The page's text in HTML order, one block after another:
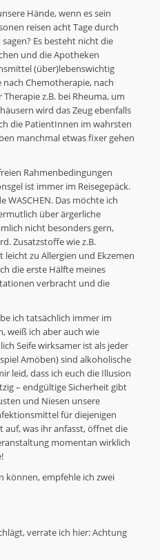
Hände, wenn es sein
reisen acht Tage durch
Es besteht nicht die
und die Apotheken
(über)lebenswichtig
Chemotherapie, nach
z.B. bei Rheuma, um
wird das Zeug ebenfalls
die PatientInnen im wahrsten
manchmal etwas fixer gehen
Rahmenbedingungen
ist immer im Reisegepäck.
WASCHEN. Das möchte ich
über ärgerliche
nicht besonders gern,
Zusatzstoffe wie z.B.
zu Allergien und Ekzemen
die erste Hälfte meines
verbracht und die
ich tatsächlich immer im
weiß ich aber auch wie
Seife wirksamer ist als jeder
Amöben) sind alkoholische
leid, dass ich euch die Illusion
– endgültige Sicherheit gibt
und Niesen unsere
für diejenigen
auf, was ihr anfasst, öffnet die
momentan wirklich
können, empfehle ich zwei
verrate ich hier: Achtung